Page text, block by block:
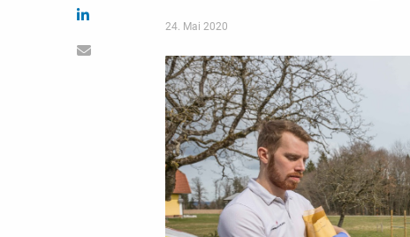
24. Mai 2020